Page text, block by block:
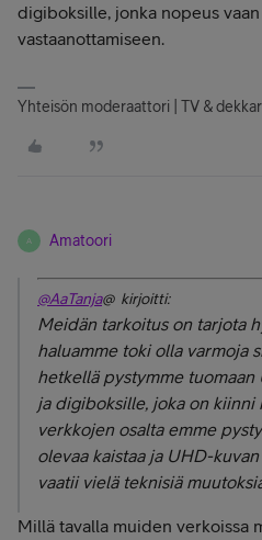
digiboksille, jonka nopeus
vastaanottamiseen.
Yhteisön moderaattori | TV &
A Amatoori
@AaTanja@ kirjoitti:
Meidän tarkoitus on tarjota
haluamme toki olla varmoja
hetkellä pystymme
ja digiboksille, joka on kiinni
verkkojen osalta emme
olevaa kaistaa ja UHD-
vaatii vielä teknisiä
Millä tavalla muiden verkoissa